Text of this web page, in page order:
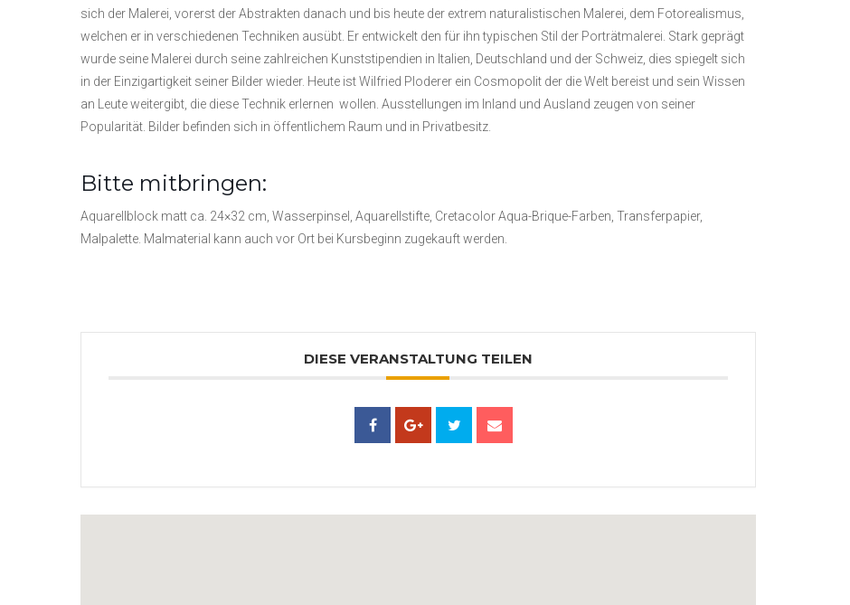
sich der Malerei, vorerst der Abstrakten danach und bis heute der extrem naturalistischen Malerei, dem Fotorealismus,
welchen er in verschiedenen Techniken ausübt. Er entwickelt den für ihn typischen Stil der Porträtmalerei. Stark geprägt
wurde seine Malerei durch seine zahlreichen Kunststipendien in Italien, Deutschland und der Schweiz, dies spiegelt sich
in der Einzigartigkeit seiner Bilder wieder. Heute ist Wilfried Ploderer ein Cosmopolit der die Welt bereist und sein Wissen
an Leute weitergibt, die diese Technik erlernen wollen. Ausstellungen im Inland und Ausland zeugen von seiner
Popularität. Bilder befinden sich in öffentlichem Raum und in Privatbesitz.
Bitte mitbringen:
Aquarellblock matt ca. 24×32 cm, Wasserpinsel, Aquarellstifte, Cretacolor Aqua-Brique-Farben, Transferpapier,
Malpalette. Malmaterial kann auch vor Ort bei Kursbeginn zugekauft werden.
DIESE VERANSTALTUNG TEILEN